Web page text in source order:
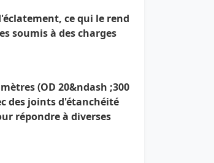
, ce qui le rend
soumis à des charges
(OD 20&ndash ;300
des joints d'étanchéité
répondre à diverses